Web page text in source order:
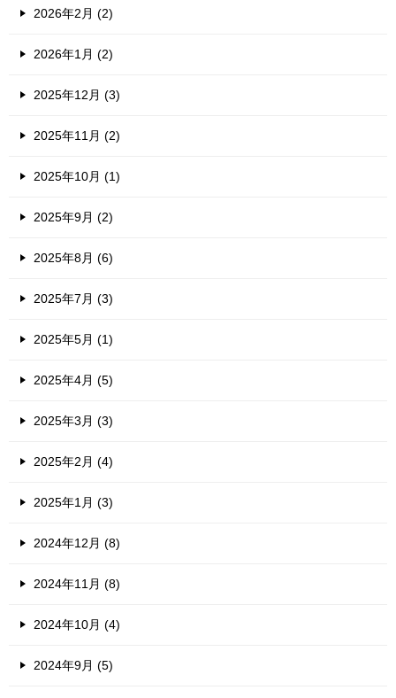
2026年2月 (2)
2026年1月 (2)
2025年12月 (3)
2025年11月 (2)
2025年10月 (1)
2025年9月 (2)
2025年8月 (6)
2025年7月 (3)
2025年5月 (1)
2025年4月 (5)
2025年3月 (3)
2025年2月 (4)
2025年1月 (3)
2024年12月 (8)
2024年11月 (8)
2024年10月 (4)
2024年9月 (5)